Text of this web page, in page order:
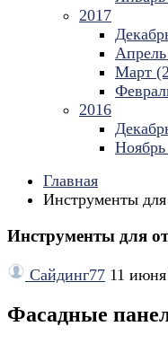
2017
Март
2016
Главная
Инструменты
Инструменты для
Сайдинг77 11
Фасадные